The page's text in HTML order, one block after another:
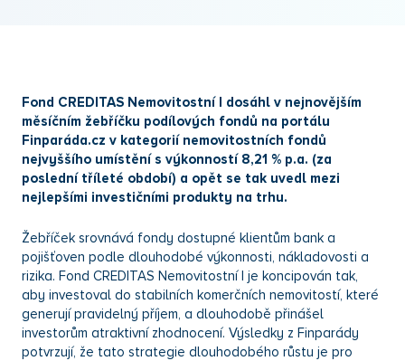
Fond CREDITAS Nemovitostní I dosáhl v nejnovějším
měsíčním žebříčku podílových fondů na portálu
Finparáda.cz v kategorií nemovitostních fondů
nejvyššího umístění s výkonností 8,21 % p.a. (za
poslední tříleté období) a opět se tak uvedl mezi
nejlepšími investičními produkty na trhu.
Žebříček srovnává fondy dostupné klientům bank a
pojišťoven podle dlouhodobé výkonnosti, nákladovosti a
rizika. Fond CREDITAS Nemovitostní I je koncipován tak,
aby investoval do stabilních komerčních nemovitostí, které
generují pravidelný příjem, a dlouhodobě přinášel
investorům atraktivní zhodnocení. Výsledky z Finparády
potvrzují, že tato strategie dlouhodobého růstu je pro